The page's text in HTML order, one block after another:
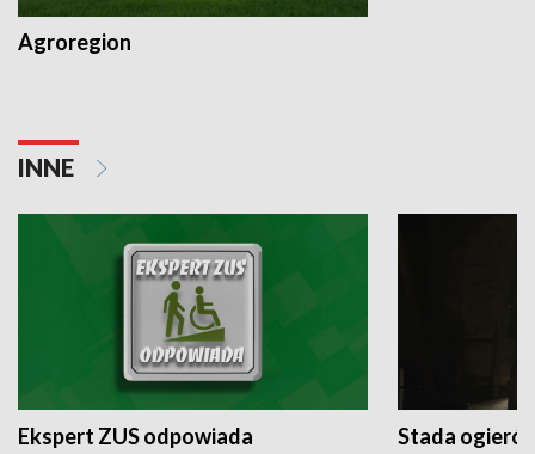
Agroregion
INNE
Ekspert ZUS odpowiada Stada